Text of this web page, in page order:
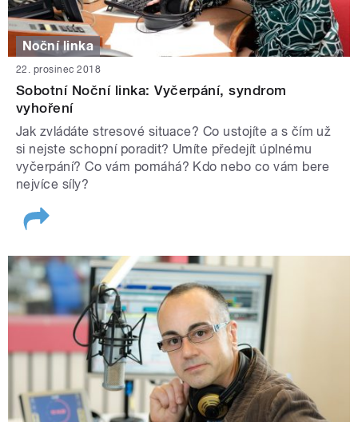
Noční linka
22. prosinec 2018
Sobotní Noční linka: Vyčerpání, syndrom
vyhoření
Jak zvládáte stresové situace? Co ustojíte a s čím už
si nejste schopní poradit? Umíte předejít úplnému
vyčerpání? Co vám pomáhá? Kdo nebo co vám bere
nejvíce síly?